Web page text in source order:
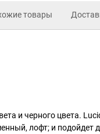
товары
и черного цвета.
лофт; и